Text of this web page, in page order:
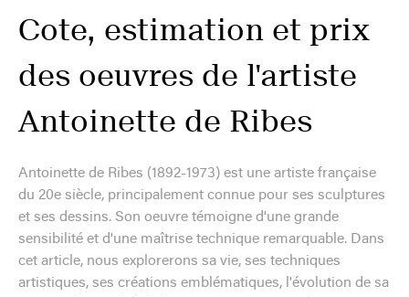
Cote, estimation et prix
des oeuvres de l'artiste
Antoinette de Ribes
Antoinette de Ribes (1892-1973) est une artiste française
du 20e siècle, principalement connue pour ses sculptures
et ses dessins. Son oeuvre témoigne d'une grande
sensibilité et d'une maîtrise technique remarquable. Dans
cet article, nous explorerons sa vie, ses techniques
artistiques, ses créations emblématiques, l'évolution de sa